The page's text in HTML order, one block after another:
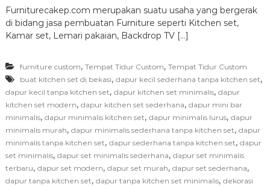
Furniturecakep.com merupakan suatu usaha yang bergerak
di bidang jasa pembuatan Furniture seperti Kitchen set,
Kamar set, Lemari pakaian, Backdrop TV […]
furniture custom, Tempat Tidur Custom, Tempat Tidur Custom
buat kitchen set di bekasi, dapur kecil sederhana tanpa kitchen set,
dapur kecil tanpa kitchen set, dapur kitchen set minimalis, dapur
kitchen set modern, dapur kitchen set sederhana, dapur mini bar
minimalis, dapur minimalis kitchen set, dapur minimalis lurus, dapur
minimalis murah, dapur minimalis sederhana tanpa kitchen set, dapur
minimalis tanpa kitchen set, dapur sederhana tanpa kitchen set, dapur
set minimalis, dapur set minimalis sederhana, dapur set minimalis
terbaru, dapur set modern, dapur set murah, dapur set sederhana,
dapur tanpa kitchen set, dapur tanpa kitchen set minimalis, dekorasi